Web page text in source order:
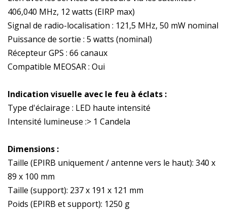
406,040 MHz, 12 watts (EIRP max)
Signal de radio-localisation : 121,5 MHz, 50 mW nominal
Puissance de sortie : 5 watts (nominal)
Récepteur GPS : 66 canaux
Compatible MEOSAR : Oui
Indication visuelle avec le feu à éclats :
Type d'éclairage : LED haute intensité
Intensité lumineuse :> 1 Candela
Dimensions :
Taille (EPIRB uniquement / antenne vers le haut): 340 x
89 x 100 mm
Taille (support): 237 x 191 x 121 mm
Poids (EPIRB et support): 1250 g